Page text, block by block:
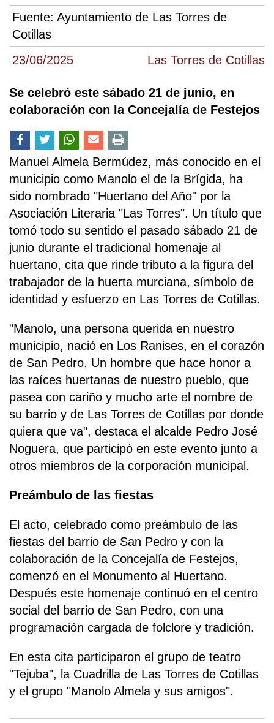
23/06/2025 Las Torres de Cotillas
Fuente: Ayuntamiento de Las Torres de
Cotillas
Se celebró este sábado 21 de junio, en
colaboración con la Concejalía de Festejos
Manuel Almela Bermúdez, más conocido en el
municipio como Manolo el de la Brígida, ha
sido nombrado "Huertano del Año" por la
Asociación Literaria "Las Torres". Un título que
tomó todo su sentido el pasado sábado 21 de
junio durante el tradicional homenaje al
huertano, cita que rinde tributo a la figura del
trabajador de la huerta murciana, símbolo de
identidad y esfuerzo en Las Torres de Cotillas.
"Manolo, una persona querida en nuestro
municipio, nació en Los Ranises, en el corazón
de San Pedro. Un hombre que hace honor a
las raíces huertanas de nuestro pueblo, que
pasea con cariño y mucho arte el nombre de
su barrio y de Las Torres de Cotillas por donde
quiera que va", destaca el alcalde Pedro José
Noguera, que participó en este evento junto a
otros miembros de la corporación municipal.
Preámbulo de las fiestas
El acto, celebrado como preámbulo de las
fiestas del barrio de San Pedro y con la
colaboración de la Concejalía de Festejos,
comenzó en el Monumento al Huertano.
Después este homenaje continuó en el centro
social del barrio de San Pedro, con una
programación cargada de folclore y tradición.
En esta cita participaron el grupo de teatro
"Tejuba", la Cuadrilla de Las Torres de Cotillas
y el grupo "Manolo Almela y sus amigos".